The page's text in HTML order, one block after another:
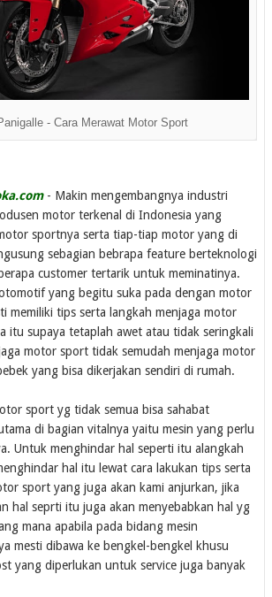
- Cara Merawat Motor Sport
- Makin mengembangnya industri
motor terkenal di Indonesia yang
sportnya serta tiap-tiap motor yang di
sebagian bebrapa feature berteknologi
customer tertarik untuk meminatinya.
yang begitu suka pada dengan motor
memiliki tips serta langkah menjaga motor
itu supaya tetaplah awet atau tidak seringkali
motor sport tidak semudah menjaga motor
yang bisa dikerjakan sendiri di rumah.
sport yg tidak semua bisa sahabat
di bagian vitalnya yaitu mesin yang perlu
Untuk menghindar hal seperti itu alangkah
hal itu lewat cara lakukan tips serta
sport yang juga akan kami anjurkan, jika
hal seprti itu juga akan menyebabkan hal yg
mana apabila pada bidang mesin
mesti dibawa ke bengkel-bengkel khusu
yang diperlukan untuk service juga banyak